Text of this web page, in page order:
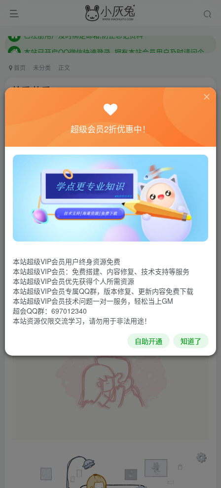
本站已开启QQ微信快速登录 ,拥有本站会员用户及时请问个人中心绑定！
首页 未分类 正文
捡爱/拣爱/LoveChoice
联网教程： 内附教程
单机教程： 内附教程
不懂的话联系客服！！！
本站的资源转载自国内外各大媒体和网络，仅供试玩体
验。如果您喜欢该游戏内容，请支持正版 →→→正版购买
游戏介绍
《拣·爱》是一款以日式AVG选择玩法为核心的游戏。
有其自己的意义。它还是一款谈论爱的游戏。希望通过游戏
和故事，让玩家能够感受爱，学会爱他人和爱人的方法。
游戏视频
游戏截图
超级会员2折优惠中！
本站超级VIP会员用户终身资源免费
本站超级VIP会员：免费搭建、内容修复、技术支持等服务
本站超级VIP会员优先获得个人所需资源
本站超级VIP会员专属QQ群，版本修复、更新内容免费下载
本站超级VIP会员技术问题一对一服务，轻松当上GM
超会QQ群：697012340
本站资源仅限交流学习，请勿用于非法用途！
自助开通 知道了